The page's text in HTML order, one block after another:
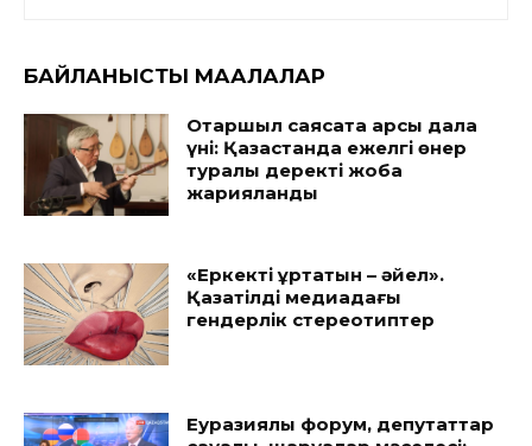
БАЙЛАНЫСТЫ МАҚАЛАЛАР
Отаршыл саясатқа қарсы дала
үні: Қазақстанда ежелгі өнер
туралы деректі жоба
жарияланды
«Еркекті құртатын – әйел».
Қазақтілді медиадағы
гендерлік стереотиптер
Еуразиялық форум, депутаттар